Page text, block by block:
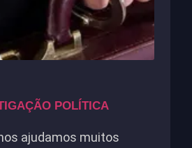
POLÍTICA
ajudamos muitos